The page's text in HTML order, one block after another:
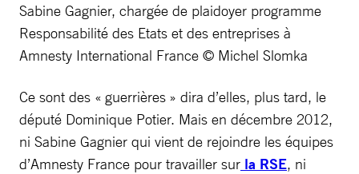
Sabine Gagnier, chargée de plaidoyer programme
Responsabilité des Etats et des entreprises à
Amnesty International France © Michel Slomka
Ce sont des « guerrières » dira d’elles, plus tard, le
député Dominique Potier. Mais en décembre 2012,
ni Sabine Gagnier qui vient de rejoindre les équipes
d’Amnesty France pour travailler sur la RSE, ni